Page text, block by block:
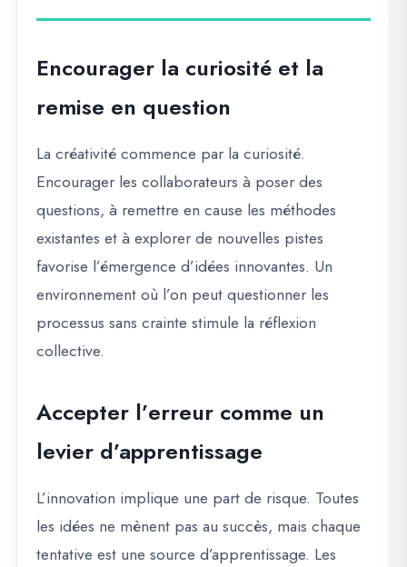
Encourager la curiosité et la
remise en question
La créativité commence par la curiosité.
Encourager les collaborateurs à poser des
questions, à remettre en cause les méthodes
existantes et à explorer de nouvelles pistes
favorise l’émergence d’idées innovantes. Un
environnement où l’on peut questionner les
processus sans crainte stimule la réflexion
collective.
Accepter l’erreur comme un
levier d’apprentissage
L’innovation implique une part de risque. Toutes
les idées ne mènent pas au succès, mais chaque
tentative est une source d’apprentissage. Les